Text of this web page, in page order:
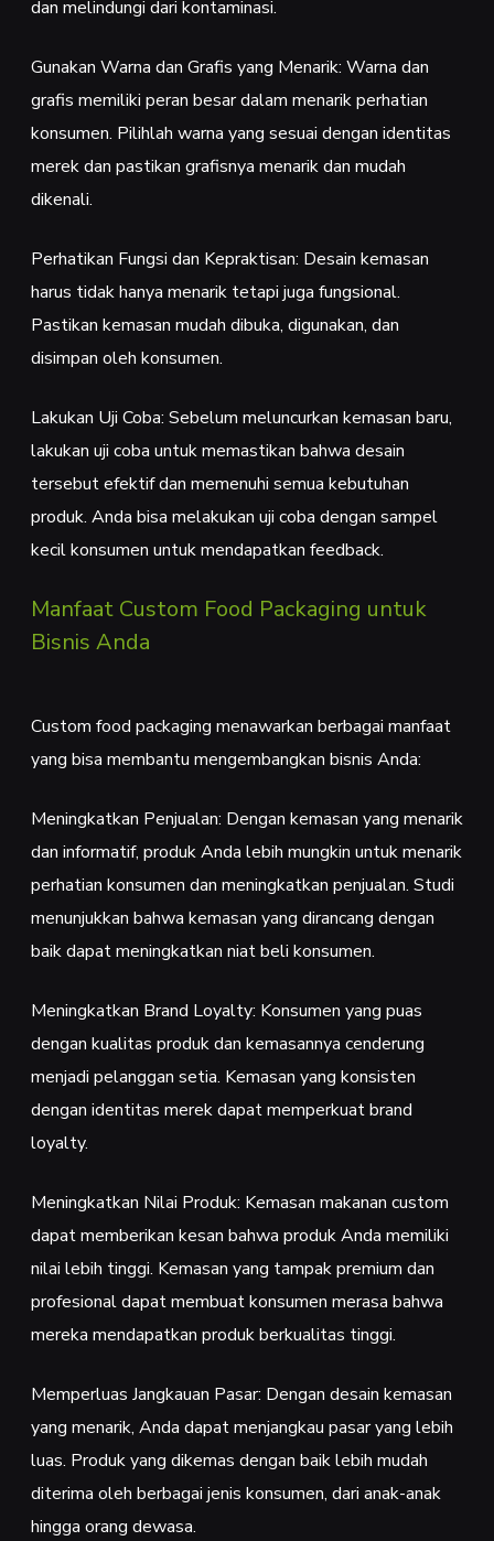
dan melindungi dari kontaminasi.
Gunakan Warna dan Grafis yang Menarik: Warna dan
grafis memiliki peran besar dalam menarik perhatian
konsumen. Pilihlah warna yang sesuai dengan identitas
merek dan pastikan grafisnya menarik dan mudah
dikenali.
Perhatikan Fungsi dan Kepraktisan: Desain kemasan
harus tidak hanya menarik tetapi juga fungsional.
Pastikan kemasan mudah dibuka, digunakan, dan
disimpan oleh konsumen.
Lakukan Uji Coba: Sebelum meluncurkan kemasan baru,
lakukan uji coba untuk memastikan bahwa desain
tersebut efektif dan memenuhi semua kebutuhan
produk. Anda bisa melakukan uji coba dengan sampel
kecil konsumen untuk mendapatkan feedback.
Manfaat Custom Food Packaging untuk
Bisnis Anda
Custom food packaging menawarkan berbagai manfaat
yang bisa membantu mengembangkan bisnis Anda:
Meningkatkan Penjualan: Dengan kemasan yang menarik
dan informatif, produk Anda lebih mungkin untuk menarik
perhatian konsumen dan meningkatkan penjualan. Studi
menunjukkan bahwa kemasan yang dirancang dengan
baik dapat meningkatkan niat beli konsumen.
Meningkatkan Brand Loyalty: Konsumen yang puas
dengan kualitas produk dan kemasannya cenderung
menjadi pelanggan setia. Kemasan yang konsisten
dengan identitas merek dapat memperkuat brand
loyalty.
Meningkatkan Nilai Produk: Kemasan makanan custom
dapat memberikan kesan bahwa produk Anda memiliki
nilai lebih tinggi. Kemasan yang tampak premium dan
profesional dapat membuat konsumen merasa bahwa
mereka mendapatkan produk berkualitas tinggi.
Memperluas Jangkauan Pasar: Dengan desain kemasan
yang menarik, Anda dapat menjangkau pasar yang lebih
luas. Produk yang dikemas dengan baik lebih mudah
diterima oleh berbagai jenis konsumen, dari anak-anak
hingga orang dewasa.